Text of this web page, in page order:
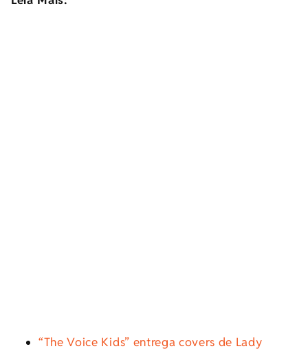
“The Voice Kids” entrega covers de Lady